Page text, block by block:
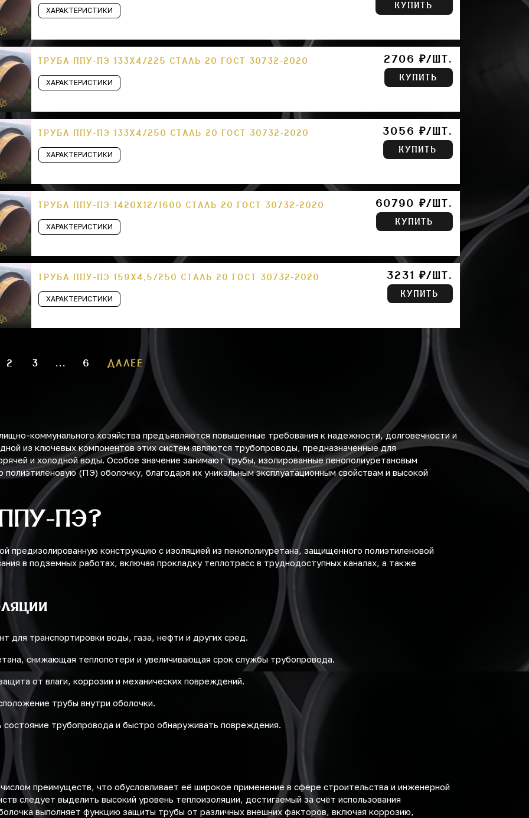
ХАРАКТЕРИСТИКИ
КУПИТЬ
ТРУБА ППУ-ПЭ 133Х4/225 СТАЛЬ 20 ГОСТ 30732-2020
ХАРАКТЕРИСТИКИ
2706 ₽/ШТ.
КУПИТЬ
ТРУБА ППУ-ПЭ 133Х4/250 СТАЛЬ 20 ГОСТ 30732-2020
ХАРАКТЕРИСТИКИ
3056 ₽/ШТ.
КУПИТЬ
ТРУБА ППУ-ПЭ 1420Х12/1600 СТАЛЬ 20 ГОСТ 30732-2020
ХАРАКТЕРИСТИКИ
60790 ₽/ШТ.
КУПИТЬ
ТРУБА ППУ-ПЭ 159Х4,5/250 СТАЛЬ 20 ГОСТ 30732-2020
ХАРАКТЕРИСТИКИ
3231 ₽/ШТ.
КУПИТЬ
2 3 ... 6 ДАЛЕЕ
коммунального хозяйства предъявляются повышенные требования к надежности, долговечности и
из ключевых компонентов этих систем являются трубопроводы, предназначенные для
и холодной воды. Особое значение занимают трубы, изолированные пенополиуретановым
(ПЭ) оболочку, благодаря их уникальным эксплуатационным свойствам и высокой
ППУ-ПЭ?
конструкцию с изоляцией из пенополиуретана, защищенного полиэтиленовой
в подземных работах, включая прокладку теплотрасс в труднодоступных каналах, а также
для транспортировки воды, газа, нефти и других сред.
снижающая теплопотери и увеличивающая срок службы трубопровода.
от влаги, коррозии и механических повреждений.
трубы внутри оболочки.
трубопровода и быстро обнаруживать повреждения.
преимуществ, что обусловливает её широкое применение в сфере строительства и инженерной
следует выделить высокий уровень теплоизоляции, достигаемый за счёт использования
выполняет функцию защиты трубы от различных внешних факторов, включая коррозию,